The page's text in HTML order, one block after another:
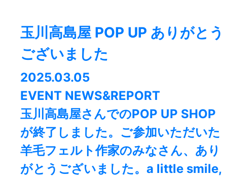
玉川高島屋 POP UP ありがとう
ございました
2025.03.05
EVENT NEWS&REPORT
玉川高島屋さんでのPOP UP SHOP
が終了しました。⁡ご参加いただいた
羊毛フェルト作家のみなさん、あり
がとうございました。a little smile,